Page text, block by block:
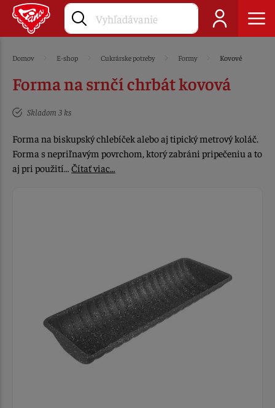
Domov E-shop Cukrárske potreby Formy Kovové
Forma na srnčí chrbát kovová
Skladom 3 ks
Forma na biskupský chlebíček alebo aj tipický metrový koláč.
Forma s nepriľnavým povrchom, ktorý zabráni pripečeniu a to
aj pri použití… Čítať viac…